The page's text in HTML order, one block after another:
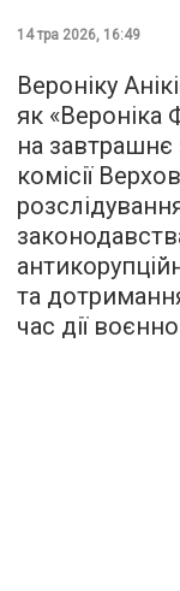
14 тра 2026, 16:49
Вероніку
як «Вероніка
на завтрашнє
комісії
та
час дії